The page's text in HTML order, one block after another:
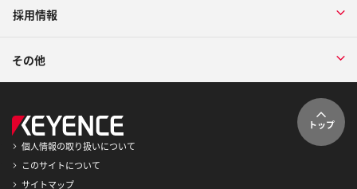
採用情報
その他
トップ
個人情報の取り扱いについて
このサイトについて
サイトマップ